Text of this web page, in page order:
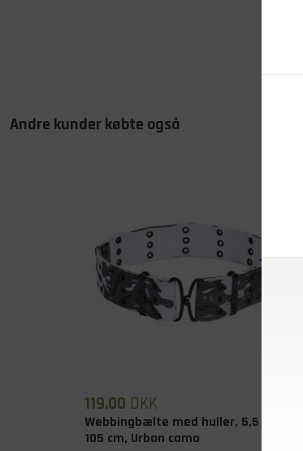
Andre kunder købte også
119,00 DKK
Webbingbælte med huller, 5,5 x
105 cm, Urban camo